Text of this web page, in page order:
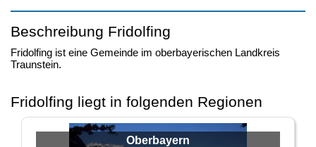
Beschreibung Fridolfing
Fridolfing ist eine Gemeinde im oberbayerischen Landkreis
Traunstein.
Fridolfing liegt in folgenden Regionen
Oberbayern